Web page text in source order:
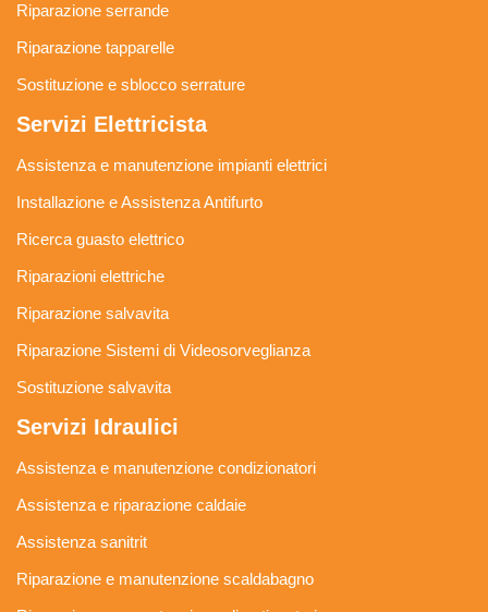
Riparazione serrande
Riparazione tapparelle
Sostituzione e sblocco serrature
Servizi Elettricista
Assistenza e manutenzione impianti elettrici
Installazione e Assistenza Antifurto
Ricerca guasto elettrico
Riparazioni elettriche
Riparazione salvavita
Riparazione Sistemi di Videosorveglianza
Sostituzione salvavita
Servizi Idraulici
Assistenza e manutenzione condizionatori
Assistenza e riparazione caldaie
Assistenza sanitrit
Riparazione e manutenzione scaldabagno